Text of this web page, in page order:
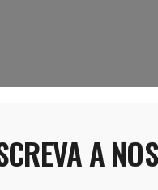
viagem
Neste
A